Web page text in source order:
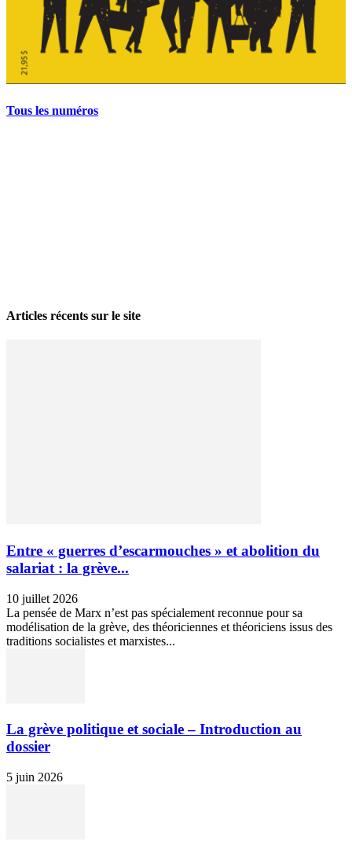
Tous les numéros
Articles récents sur le site
Entre « guerres d’escarmouches » et abolition du
salariat : la grève...
10 juillet 2026
La pensée de Marx n’est pas spécialement reconnue pour sa
modélisation de la grève, des théoriciennes et théoriciens issus des
traditions socialistes et marxistes...
La grève politique et sociale – Introduction au
dossier
5 juin 2026